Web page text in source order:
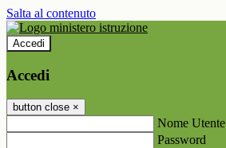
Salta al contenuto
Accedi
Accedi
button close ×
Nome Utente
Password